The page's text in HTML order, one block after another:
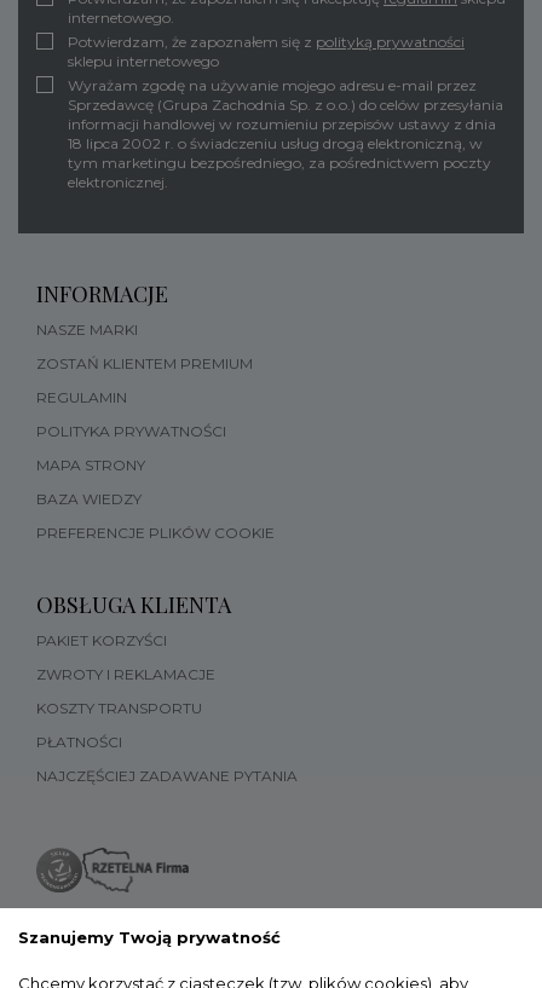
internetowego.
Potwierdzam, że zapoznałem się z polityką prywatności
sklepu internetowego
Wyrażam zgodę na używanie mojego adresu e-mail przez
Sprzedawcę (Grupa Zachodnia Sp. z o.o.) do celów przesyłania
informacji handlowej w rozumieniu przepisów ustawy z dnia
18 lipca 2002 r. o świadczeniu usług drogą elektroniczną, w
tym marketingu bezpośredniego, za pośrednictwem poczty
elektronicznej.
INFORMACJE
NASZE MARKI
ZOSTAŃ KLIENTEM PREMIUM
REGULAMIN
POLITYKA PRYWATNOŚCI
MAPA STRONY
BAZA WIEDZY
PREFERENCJE PLIKÓW COOKIE
OBSŁUGA KLIENTA
PAKIET KORZYŚCI
ZWROTY I REKLAMACJE
KOSZTY TRANSPORTU
PŁATNOŚCI
NAJCZĘŚCIEJ ZADAWANE PYTANIA
Szanujemy Twoją prywatność
Chcemy korzystać z ciasteczek (tzw. plików cookies), aby